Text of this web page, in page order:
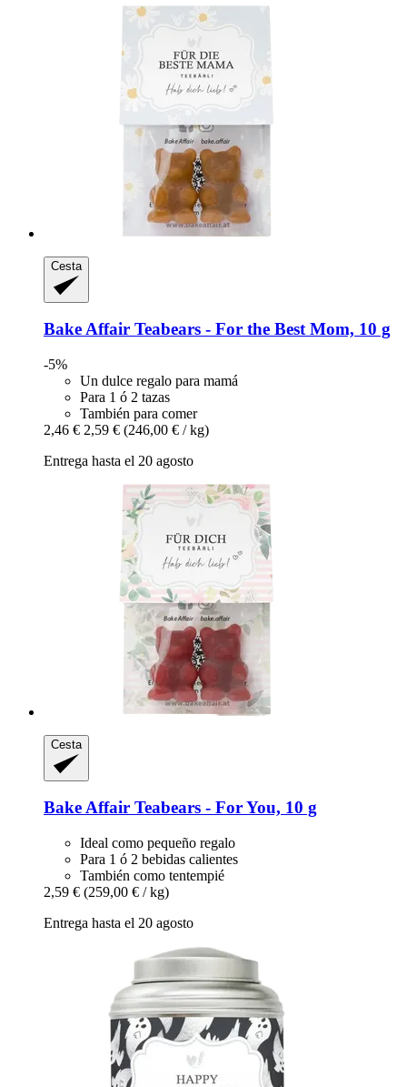
Cesta
Bake Affair Teabears -​ For the Best Mom, 10 g
-5%
Un dulce regalo para mamá
Para 1 ó 2 tazas
También para comer
2,46 € 2,59 € (246,00 € / kg)
Entrega hasta el 20 agosto
Cesta
Bake Affair Teabears -​ For You, 10 g
Ideal como pequeño regalo
Para 1 ó 2 bebidas calientes
También como tentempié
2,59 € (259,00 € / kg)
Entrega hasta el 20 agosto